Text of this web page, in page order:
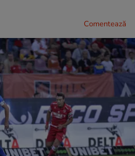
Comentează